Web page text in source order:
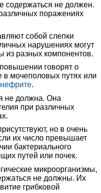
содержаться не должен.
поражениях
собой слепки
нарушениях могут
из разных компонентов.
говорят о
в мочеполовых путях или
.
не должна. Она
при различных
но в очень
их число превышает
бактериального
путей или почек.
микроорганизмы,
не должны. Их
грибковой